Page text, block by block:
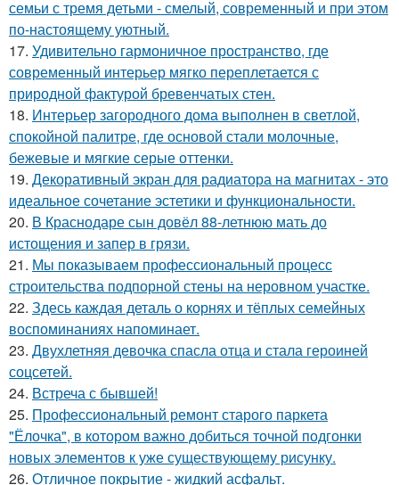
семьи с тремя детьми - смелый, современный и при этом
по-настоящему уютный.
17. Удивительно гармоничное пространство, где
современный интерьер мягко переплетается с
природной фактурой бревенчатых стен.
18. Интерьер загородного дома выполнен в светлой,
спокойной палитре, где основой стали молочные,
бежевые и мягкие серые оттенки.
19. Декоративный экран для радиатора на магнитах - это
идеальное сочетание эстетики и функциональности.
20. В Краснодаре сын довёл 88-летнюю мать до
истощения и запер в грязи.
21. Мы показываем профессиональный процесс
строительства подпорной стены на неровном участке.
22. Здесь каждая деталь о корнях и тёплых семейных
воспоминаниях напоминает.
23. Двухлетняя девочка спасла отца и стала героиней
соцсетей.
24. Встреча с бывшей!
25. Профессиональный ремонт старого паркета
"Ёлочка", в котором важно добиться точной подгонки
новых элементов к уже существующему рисунку.
26. Отличное покрытие - жидкий асфальт.